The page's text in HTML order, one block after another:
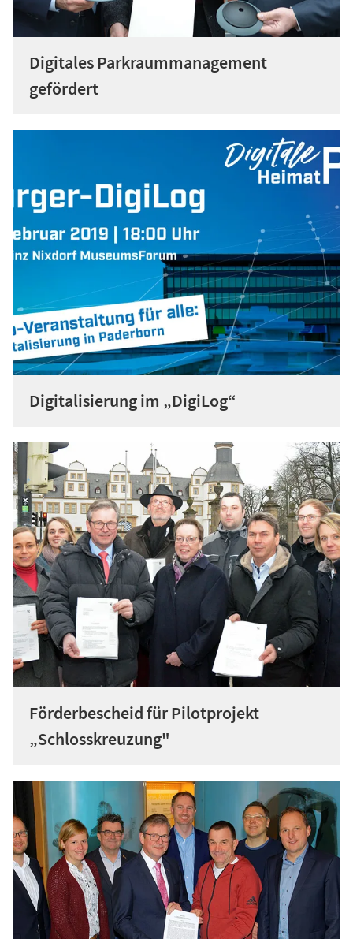
Digitales Parkraummanagement
gefördert
Digitalisierung im „DigiLog“
Förderbescheid für Pilotprojekt
„Schlosskreuzung"